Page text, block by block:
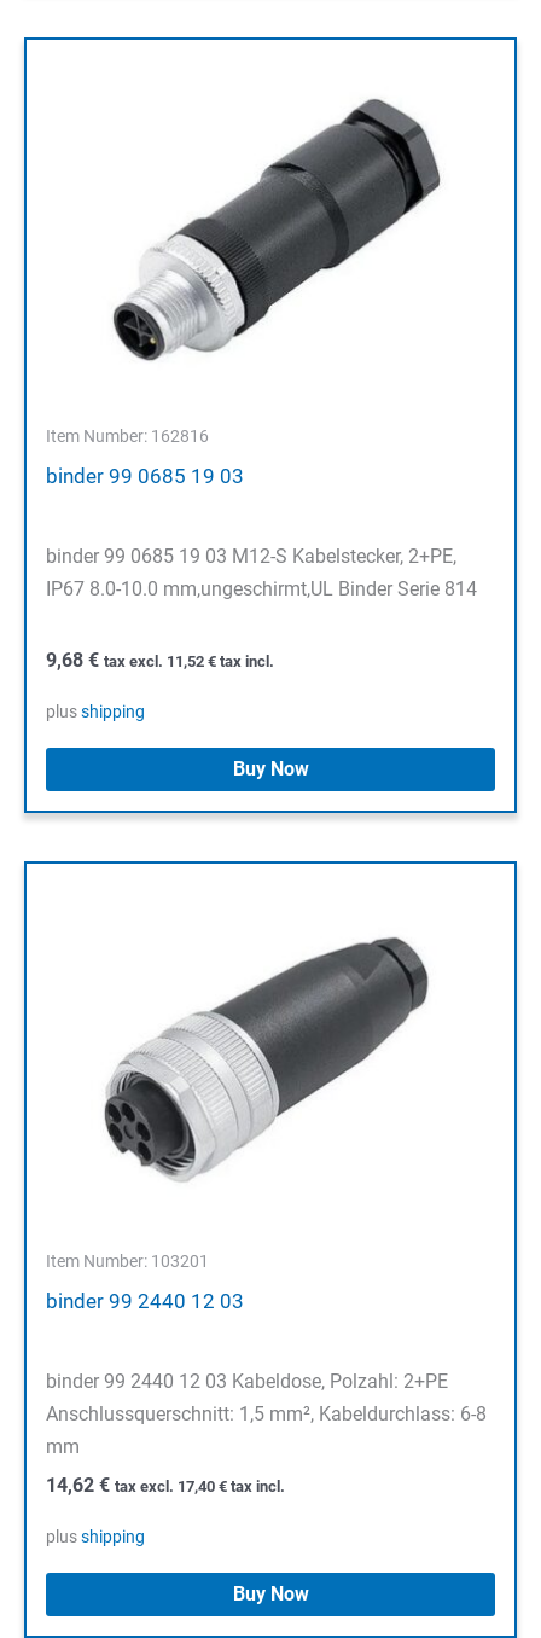
Item Number: 162816
binder 99 0685 19 03
binder 99 0685 19 03 M12-S Kabelstecker, 2+PE,
IP67 8.0-10.0 mm,ungeschirmt,UL Binder Serie 814
9,68 € tax excl. 11,52 € tax incl.
plusshipping
Buy Now
Item Number: 103201
binder 99 2440 12 03
binder 99 2440 12 03 Kabeldose, Polzahl: 2+PE
Anschlussquerschnitt: 1,5 mm², Kabeldurchlass: 6-8
mm
14,62 € tax excl. 17,40 € tax incl.
plusshipping
Buy Now